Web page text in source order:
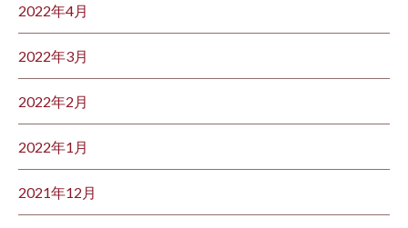
2022年4月
2022年3月
2022年2月
2022年1月
2021年12月